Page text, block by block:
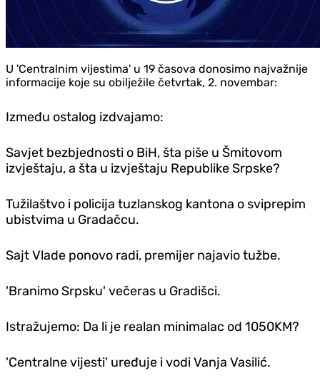
U 'Centralnim vijestima' u 19 časova donosimo najvažnije
informacije koje su obilježile četvrtak, 2. novembar:
Između ostalog izdvajamo:
Savjet bezbjednosti o BiH, šta piše u Šmitovom
izvještaju, a šta u izvještaju Republike Srpske?
Tužilaštvo i policija tuzlanskog kantona o sviprepim
ubistvima u Gradačcu.
Sajt Vlade ponovo radi, premijer najavio tužbe.
'Branimo Srpsku' večeras u Gradišci.
Istražujemo: Da li je realan minimalac od 1050KM?
'Centralne vijesti' uređuje i vodi Vanja Vasilić.